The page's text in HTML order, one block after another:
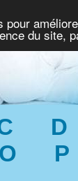
du site,
D
O P